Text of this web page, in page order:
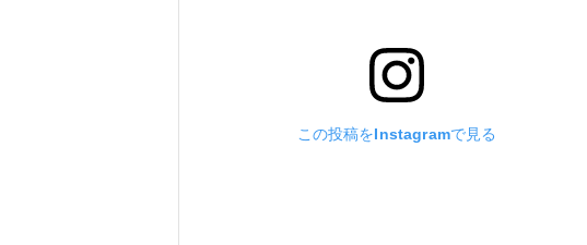
この投稿をInstagramで見る